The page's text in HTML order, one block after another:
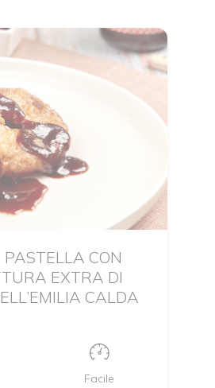
PASTELLA CON
EXTRA DI
CALDA
Facile